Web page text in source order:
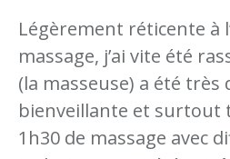
Légèrement réticente à
massage, j’ai vite été
(la masseuse) a été très
bienveillante et surtout
1h30 de massage avec